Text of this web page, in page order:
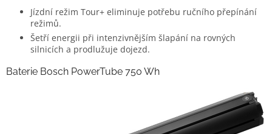
Jízdní režim Tour+ eliminuje potřebu ručního přepínání
režimů.
Šetří energii při intenzivnějším šlapání na rovných
silnicích a prodlužuje dojezd.
Baterie Bosch PowerTube 750 Wh